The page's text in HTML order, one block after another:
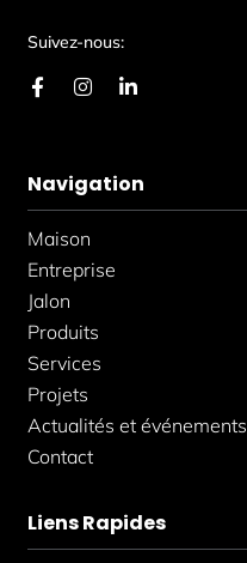
Suivez-nous:
F
a
o
o
k
-
f
I
n
g
r
m
L
d
i
Navigation
Maison
Entreprise
Jalon
Produits
Services
Projets
Actualités et événements
Contact
Liens Rapides